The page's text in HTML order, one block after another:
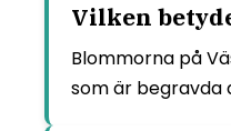
Vilken
Blommorna på
som är begravda